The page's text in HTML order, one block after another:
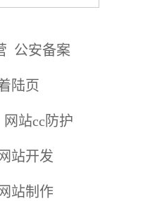
公安备案
陆页
网站cc防护
站开发
站制作